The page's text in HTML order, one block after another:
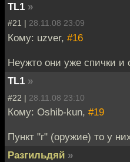
TL1 »
#21 | 28.11.08 23:09
Кому: uzver, #16
Неужто они уже спички и
TL1 »
#22 | 28.11.08 23:10
Кому: Oshib-kun, #19
Пункт "г" (оружие) то у
Разгильдяй »